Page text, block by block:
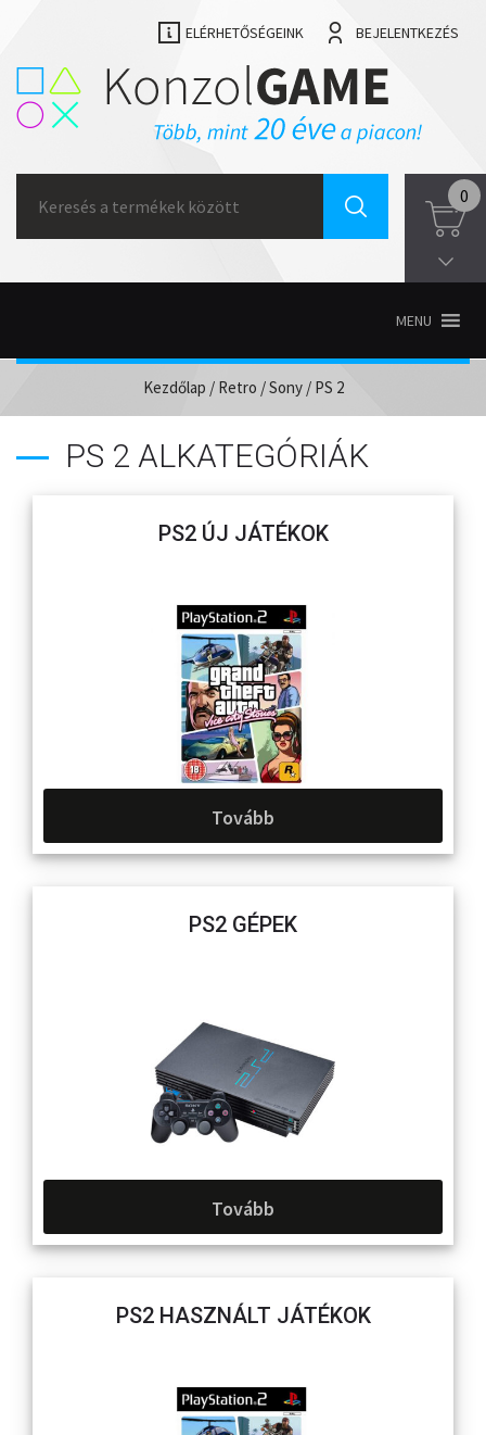
ELÉRHETŐSÉGEINK BEJELENTKEZÉS
for:
0
MENU
Kezdőlap / Retro /Sony/ PS 2
PS 2 ALKATEGÓRIÁK
PS2 ÚJ JÁTÉKOK
Tovább
PS2 GÉPEK
Tovább
PS2 HASZNÁLT JÁTÉKOK